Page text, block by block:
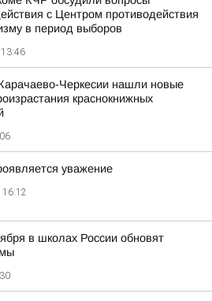
с Центром противодействия
в период выборов
13:46
Черкесии нашли новые
краснокнижных
уважение
16:12
в школах России обновят